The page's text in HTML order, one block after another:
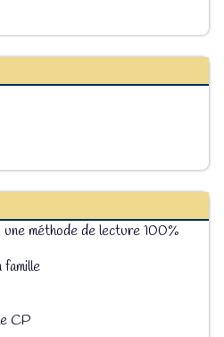
une méthode de lecture 100%
famille
CP